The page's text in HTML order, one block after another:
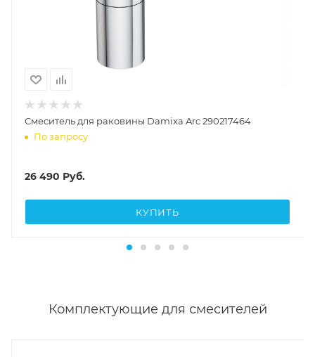
Смеситель для раковины Damixa Arc 290217464
По запросу
26 490 Руб.
КУПИТЬ
Комплектующие для смесителей